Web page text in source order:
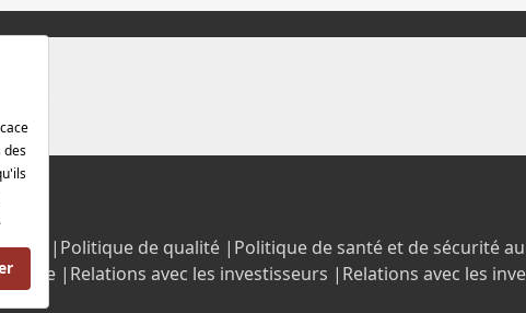
| Politique de qualité | Politique de santé et de sécurité
| Relations avec les investisseurs | Relations avec les